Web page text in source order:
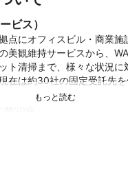
ビス）
点にオフィスビル・商業
美観維持サービスから、
ト清掃まで、様々な状況
在は約30社の固定受託先を
気扇洗浄、エアコンクリ
満足度調査において、